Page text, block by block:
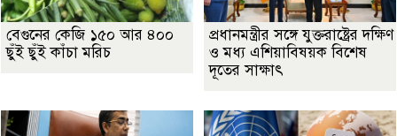
বেগুনের কেজি ১৫০ আর ৪০০
ছুঁই ছুঁই কাঁচা মরিচ
প্রধানমন্ত্রীর সঙ্গে যুক্তরাষ্ট্রের দক্ষিণ
ও মধ্য এশিয়াবিষয়ক বিশেষ
দূতের সাক্ষাৎ